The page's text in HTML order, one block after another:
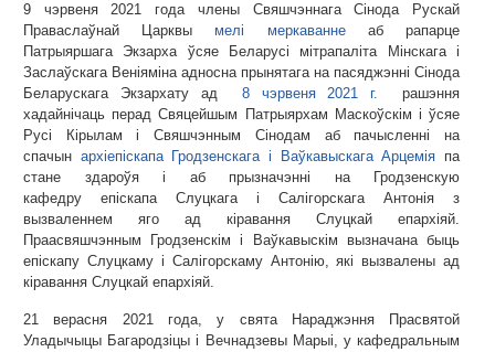
9 чэрвеня 2021 года члены Свяшчэннага Сінода Рускай
Праваслаўнай Царквы мелі меркаваннеаб рапарце
Патрыяршага Экзарха ўсяе Беларусі мітрапаліта Мінскага і
Заслаўскага Веніяміна адносна прынятага на пасяджэнні Сінода
Беларускага Экзархату ад 8 чэрвеня 2021 г. рашэння
хадайнічаць перад Свяцейшым Патрыярхам Маскоўскім і ўсяе
Русі Кірылам і Свяшчэнным Сінодам аб пачысленні на
спачын архіепіскапа Гродзенскага і Ваўкавыскага Арцемія па
стане здароўя і аб прызначэнні на Гродзенскую
кафедру епіскапа Слуцкага і Салігорскага Антонія з
вызваленнем яго ад кіравання Слуцкай епархіяй.
Праасвяшчэнным Гродзенскім і Ваўкавыскім вызначана быць
епіскапу Слуцкаму і Салігорскаму Антонію, які вызвалены ад
кіравання Слуцкай епархіяй.
21 верасня 2021 года, у свята Нараджэння Прасвятой
Уладычыцы Багародзіцы і Вечнадзевы Марыі, у кафедральным